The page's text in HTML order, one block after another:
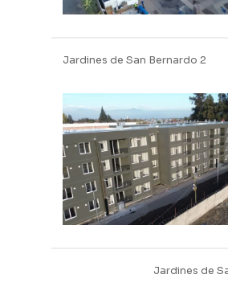
Jardines de San Bernardo 2
Jardines de